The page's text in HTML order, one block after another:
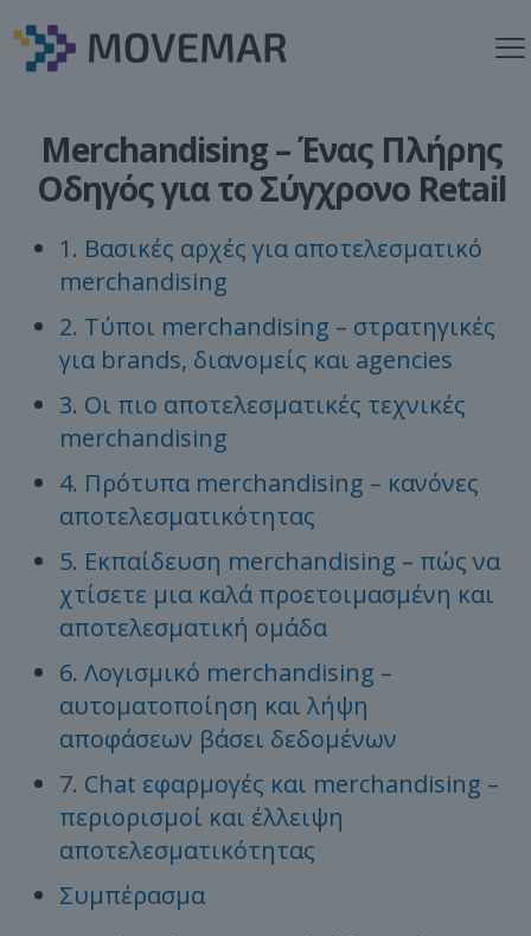
Merchandising – Ένας Πλήρης
Οδηγός για το Σύγχρονο Retail
1. Βασικές αρχές για αποτελεσματικό
merchandising
2. Τύποι merchandising – στρατηγικές
για brands, διανομείς και agencies
3. Οι πιο αποτελεσματικές τεχνικές
merchandising
4. Πρότυπα merchandising – κανόνες
αποτελεσματικότητας
5. Εκπαίδευση merchandising – πώς να
χτίσετε μια καλά προετοιμασμένη και
αποτελεσματική ομάδα
6. Λογισμικό merchandising –
αυτοματοποίηση και λήψη
αποφάσεων βάσει δεδομένων
7. Chat εφαρμογές και merchandising –
περιορισμοί και έλλειψη
αποτελεσματικότητας
Συμπέρασμα